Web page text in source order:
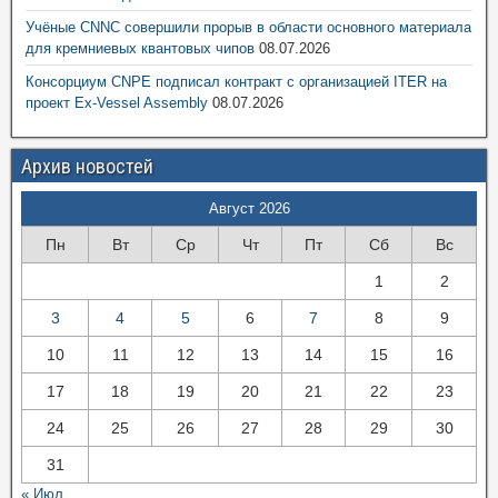
Учёные CNNC совершили прорыв в области основного материала
для кремниевых квантовых чипов 08.07.2026
Консорциум CNPE подписал контракт с организацией ITER на
проект Ex-Vessel Assembly 08.07.2026
Архив новостей
Август 2026
Пн Вт Ср Чт Пт Сб Вс
1 2
3 4 5 6 7 8 9
10 11 12 13 14 15 16
17 18 19 20 21 22 23
24 25 26 27 28 29 30
31
« Июл